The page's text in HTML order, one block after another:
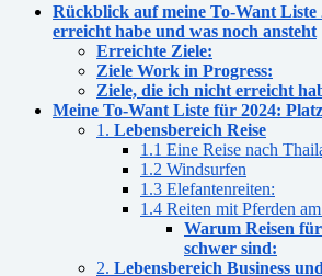
Rückblick auf meine To-Want Liste
erreicht habe und was noch ansteht
Erreichte Ziele:
Ziele Work in Progress:
Ziele, die ich nicht erreicht
Meine To-Want Liste für 2024:
1. Lebensbereich Reise
1.1 Eine Reise nach
1.2 Windsurfen
1.3 Elefantenreiten:
1.4 Reiten mit Pferden
Warum Reisen
schwer sind:
2. Lebensbereich Business